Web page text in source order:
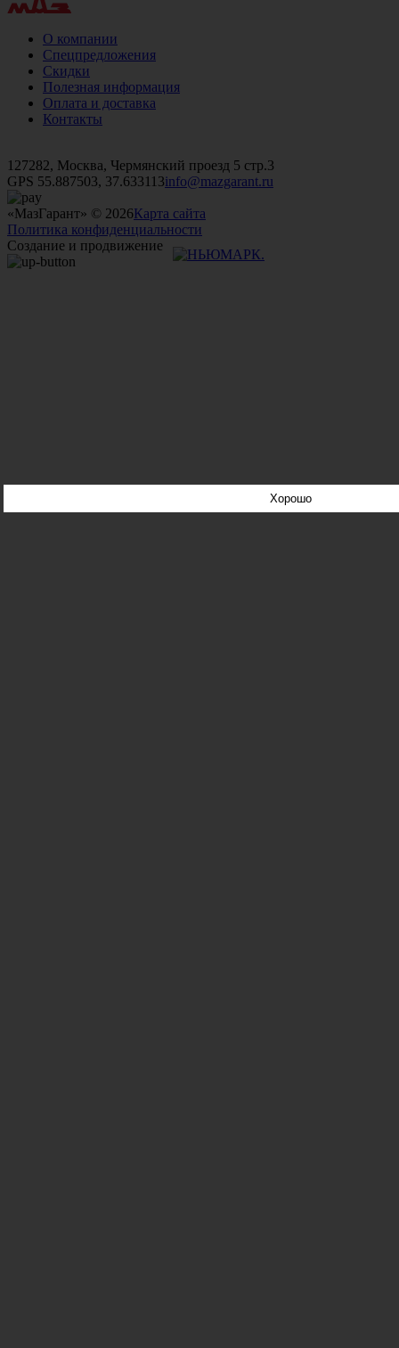
О компании
Спецпредложения
Скидки
Полезная информация
Оплата и доставка
Контакты
127282, Москва, Чермянский проезд 5 стр.3
GPS 55.887503, 37.633113info@mazgarant.ru
«МазГарант» © 2026Карта сайта
Политика конфиденциальности
Создание и продвижение
Хорошо